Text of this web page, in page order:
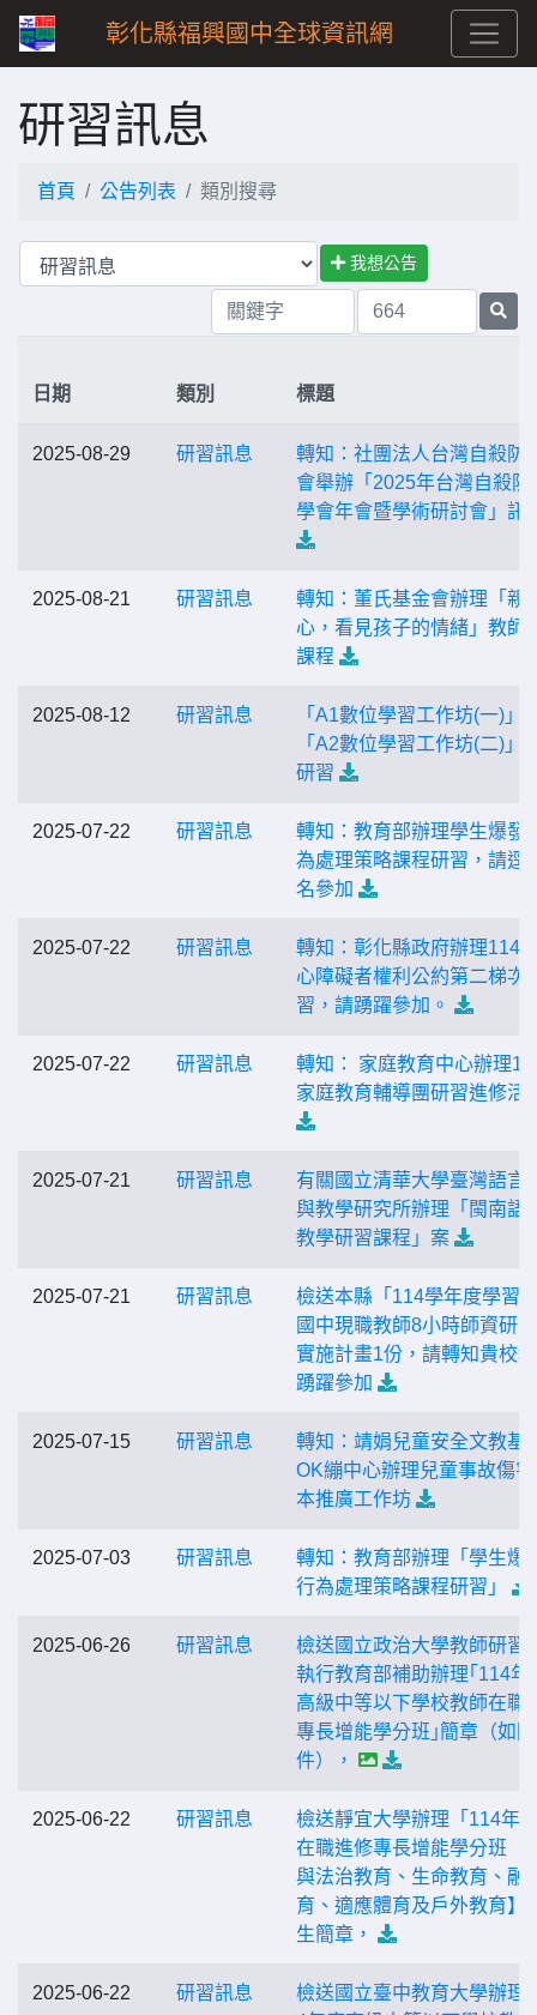
彰化縣福興國中全球資訊網
研習訊息
首頁 公告列表 類別搜尋
我想公告
日期 類別 標題
2025-08-29 研習訊息
轉知：社團法人台灣自殺防
會舉辦「2025年台灣自殺防
學會年會暨學術研討會」訊
2025-08-21 研習訊息
轉知：董氏基金會辦理「親
心，看見孩子的情緒」教師
課程
2025-08-12 研習訊息
「A1數位學習工作坊(一)」
「A2數位學習工作坊(二)」
研習
2025-07-22 研習訊息
轉知：教育部辦理學生爆發
為處理策略課程研習，請逕
名參加
2025-07-22 研習訊息
轉知：彰化縣政府辦理114
心障礙者權利公約第二梯次
習，請踴躍參加。
2025-07-22 研習訊息
轉知： 家庭教育中心辦理
家庭教育輔導團研習進修活
2025-07-21 研習訊息
有關國立清華大學臺灣語言
與教學研究所辦理「閩南語
教學研習課程」案
2025-07-21 研習訊息
檢送本縣「114學年度學習
國中現職教師8小時師資研
實施計畫1份，請轉知貴校
踴躍參加
2025-07-15 研習訊息
轉知：靖娟兒童安全文教基
OK繃中心辦理兒童事故傷
本推廣工作坊
2025-07-03 研習訊息
轉知：教育部辦理「學生爆
行為處理策略課程研習」
2025-06-26 研習訊息
檢送國立政治大學教師研習
執行教育部補助辦理｢114年
高級中等以下學校教師在職
專長增能學分班｣簡章（如附
件），
2025-06-22 研習訊息
檢送靜宜大學辦理「114年
在職進修專長增能學分班【
與法治教育、生命教育、融
育、適應體育及戶外教育】
生簡章，
2025-06-22 研習訊息
檢送國立臺中教育大學辦理